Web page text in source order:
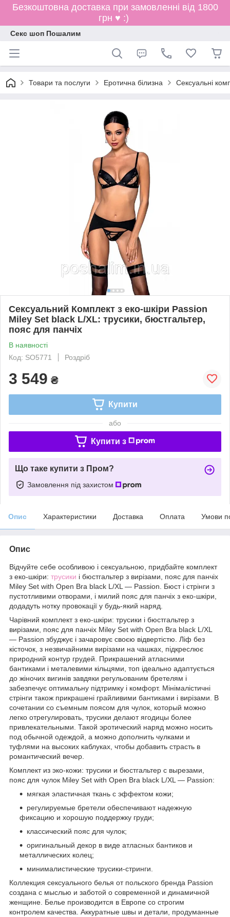
Безкоштовна доставка при замовленні від 1800
грн ♥ :)
Секс шоп Пошалим
Товари та послуги Еротична білизна Сексуальні
Сексуальний Комплект з еко-шкіри Passion
Miley Set black L/XL: трусики, бюстгальтер,
пояс для панчіх
В наявності
Код: SO5771
Роздріб
3 549 ₴
Купити
або
Купити з
Що таке купити з Пром?
Замовлення під захистом
Опис Характеристики Доставка Оплата Умови
Опис
Відчуйте себе особливою і сексуальною, придбайте комплект
з еко-шкіри: трусики і бюстгальтер з вирізами, пояс для панчіх
Miley Set with Open Bra black L/XL — Passion. Бюст і стрінги з
пустотливими отворами, і милий пояс для панчіх з еко-шкіри,
додадуть нотку провокації у будь-який наряд.
Чарівний комплект з еко-шкіри: трусики і бюстгальтер з
вирізами, пояс для панчіх Miley Set with Open Bra black L/XL
— Passion збуджує і зачаровує своєю відвертістю. Ліф без
кісточок, з незвичайними вирізами на чашках, підкреслює
природний контур грудей. Прикрашений атласними
бантиками і металевими кільцями, топ ідеально адаптується
до жіночих вигинів завдяки регульованим бретелям і
забезпечує оптимальну підтримку і комфорт. Мінімалістичні
стрінги також прикрашені грайливими бантиками і вирізами. В
сочетании со съемным поясом для чулок, который можно
легко отрегулировать, трусики делают ягодицы более
привлекательными. Такой эротический наряд можно носить
под обычной одеждой, а можно дополнить чулками и
туфлями на высоких каблуках, чтобы добавить страсть в
романтический вечер.
Комплект из эко-кожи: трусики и бюстгальтер с вырезами,
пояс для чулок Miley Set with Open Bra black L/XL — Passion:
мягкая эластичная ткань с эффектом кожи;
регулируемые бретели обеспечивают надежную
фиксацию и хорошую поддержку груди;
классический пояс для чулок;
оригинальный декор в виде атласных бантиков и
металлических колец;
минималистические трусики-стринги.
Коллекция сексуального белья от польского бренда Passion
создана с мыслью и заботой о современной и динамичной
женщине. Белье производится в Европе со строгим
контролем качества. Аккуратные швы и детали, продуманные